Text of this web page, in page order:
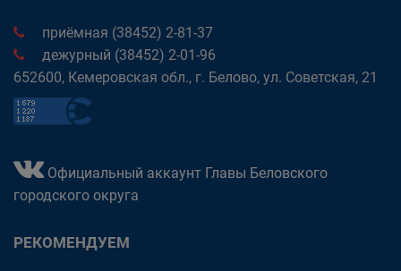
приёмная (38452) 2-81-37
дежурный (38452) 2-01-96
652600, Кемеровская обл., г. Белово, ул. Советская, 21
Официальный аккаунт Главы Беловского
городского округа
РЕКОМЕНДУЕМ